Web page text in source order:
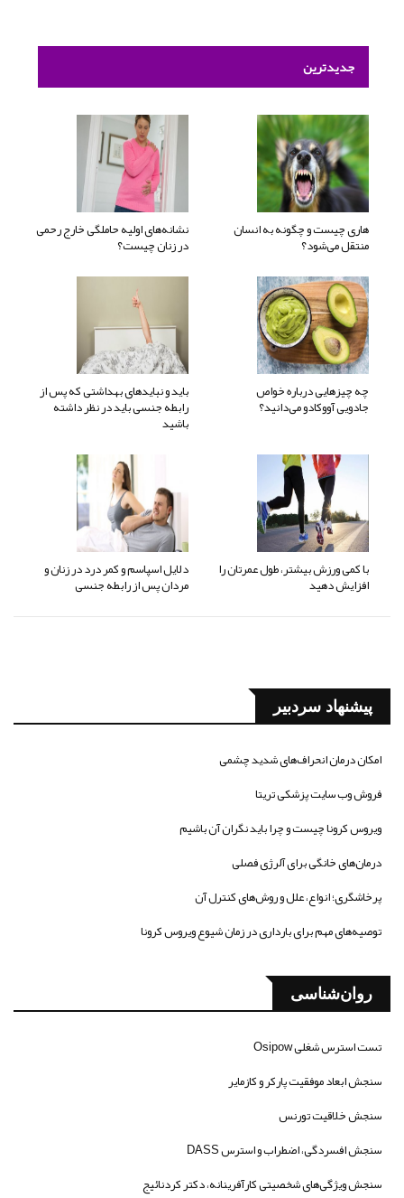
جدیدترین
هاری چیست و چگونه به انسان
منتقل می‌شود؟
نشانه‌های اولیه حاملگی خارج رحمی
در زنان چیست؟
چه چیزهایی درباره خواص
جادویی آووکادو می‌دانید؟
باید و نبایدهای بهداشتی که پس از
رابطه جنسی باید در نظر داشته
باشید
با کمی ورزش بیشتر، طول عمرتان را
افزایش دهید
دلایل اسپاسم و کمر درد در زنان و
مردان پس از رابطه جنسی
پیشنهاد سردبیر
امکان درمان انحراف‌های شدید چشمی
فروش وب سایت پزشکی تریتا
ویروس کرونا چیست و چرا باید نگران آن باشیم
درمان‌های خانگی برای آلرژی فصلی
پرخاشگری؛ انواع، علل و روش‌های کنترل آن
توصیه‌های مهم برای بارداری در زمان شیوع ویروس کرونا
روان‌شناسی
تست استرس شغلی Osipow
سنجش ابعاد موفقیت پارکر و کازمایر
سنجش خلاقیت تورنس
سنجش افسردگی، اضطراب و استرس DASS
سنجش ویژگی‌های شخصیتی کارآفرینانه، دکتر کردنائیج